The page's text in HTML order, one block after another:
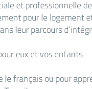
et professionnelle
pour le logement
leur parcours
eux et vos enfants
français ou pour